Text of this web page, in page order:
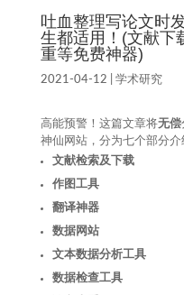
吐血整理写论文时
生都适用！(文献下
重等免费神器)
2021-04-12 学术研究
高能预警！这篇文章将无偿
神仙网站，分为七个部分介
文献检索及下载
作图工具
翻译神器
数据网站
文本数据分析工具
数据检查工具